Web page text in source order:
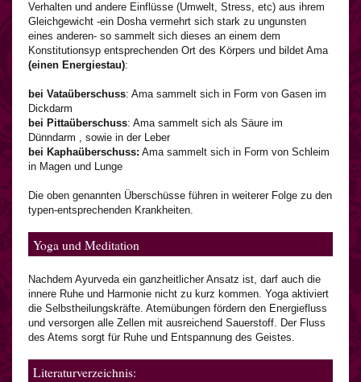
Verhalten und andere Einflüsse (Umwelt, Stress, etc) aus ihrem
Gleichgewicht -ein Dosha vermehrt sich stark zu ungunsten
eines anderen- so sammelt sich dieses an einem dem
Konstitutionsyp entsprechenden Ort des Körpers und bildet Ama
(einen Energiestau):
bei Vataüberschuss: Ama sammelt sich in Form von Gasen im
Dickdarm
bei Pittaüberschuss: Ama sammelt sich als Säure im
Dünndarm , sowie in der Leber
bei Kaphaüberschuss: Ama sammelt sich in Form von Schleim
in Magen und Lunge
Die oben genannten Überschüsse führen in weiterer Folge zu den
typen-entsprechenden Krankheiten.
Yoga und Meditation
Nachdem Ayurveda ein ganzheitlicher Ansatz ist, darf auch die
innere Ruhe und Harmonie nicht zu kurz kommen. Yoga aktiviert
die Selbstheilungskräfte. Atemübungen fördern den Energiefluss
und versorgen alle Zellen mit ausreichend Sauerstoff. Der Fluss
des Atems sorgt für Ruhe und Entspannung des Geistes.
Literaturverzeichnis: